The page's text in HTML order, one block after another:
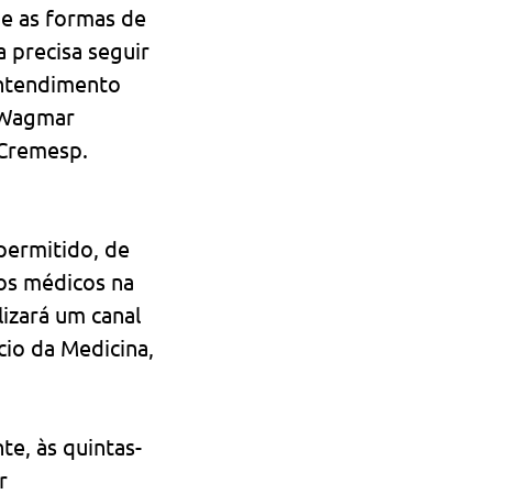
as formas de
precisa seguir
de
médicos na
um canal
da Medicina,
às quintas-